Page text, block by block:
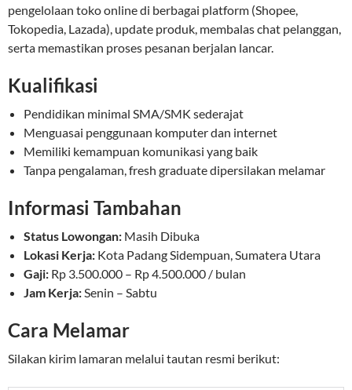
pengelolaan toko online di berbagai platform (Shopee,
Tokopedia, Lazada), update produk, membalas chat pelanggan,
serta memastikan proses pesanan berjalan lancar.
Kualifikasi
Pendidikan minimal SMA/SMK sederajat
Menguasai penggunaan komputer dan internet
Memiliki kemampuan komunikasi yang baik
Tanpa pengalaman, fresh graduate dipersilakan melamar
Informasi Tambahan
Status Lowongan: Masih Dibuka
Lokasi Kerja: Kota Padang Sidempuan, Sumatera Utara
Gaji: Rp 3.500.000 – Rp 4.500.000 / bulan
Jam Kerja:Senin – Sabtu
Cara Melamar
Silakan kirim lamaran melalui tautan resmi berikut: